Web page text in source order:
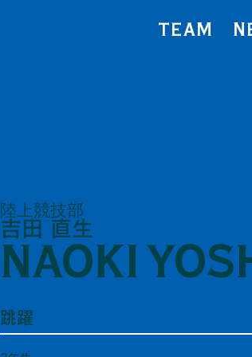
TEAM
陸上競技部
吉田 直生
NAOKI
跳躍